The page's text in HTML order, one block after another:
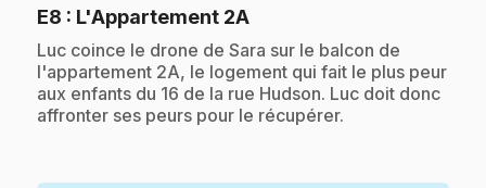
E8 : L'Appartement 2A
.Luc coince le drone de Sara sur le balcon de
l'appartement 2A, le logement qui fait le plus peur
aux enfants du 16 de la rue Hudson. Luc doit donc
affronter ses peurs pour le récupérer.